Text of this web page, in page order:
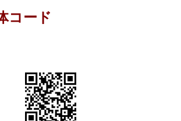
コード